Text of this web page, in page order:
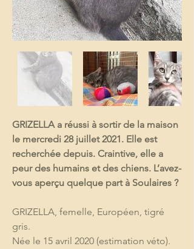
GRIZELLA a réussi à sortir de la maison
le mercredi 28 juillet 2021. Elle est
recherchée depuis. Craintive, elle a
peur des humains et des chiens. L’avez-
vous aperçu quelque part à Soulaires ?
GRIZELLA, femelle, Européen, tigré
gris.
Née le 15 avril 2020 (estimation véto).